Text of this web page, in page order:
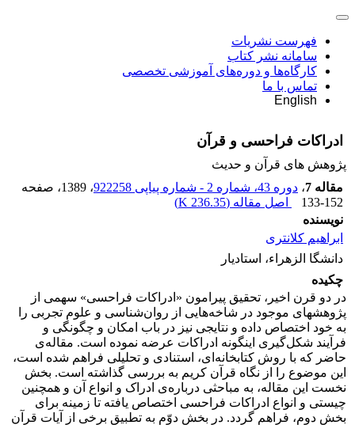
فهرست نشریات
سامانه نشر کتاب
کارگاه‌ها و دوره‌های آموزشی تخصصی
تماس با ما
English
ادراکات فراحسی و قرآن
پژوهش های قرآن و حدیث
مقاله 7
، دوره 43، شماره 2 - شماره پیاپی 922258 ، 1389
، صفحه
133-152
اصل مقاله (236.35 K
)
نویسنده
ابراهیم کلانتری
دانشگا الزهراء، استادیار
چکیده
در دو قرن اخیر، تحقیق پیرامون «ادراکات فراحسی» سهمی از
پژوهشهای موجود در شاخه‌هایی از روان‌شناسی و علوم تجربی را
به خود اختصاص داده و نتایجی نیز در باب امکان و چگونگی و
فرآیند شکل‌گیری اینگونه ادراکات عرضه نموده است. مقاله‌ی
حاضر که با روش کتابخانه‌ای، استنادی و تحلیلی فراهم شده است،
این موضوع را از نگاه قرآن کریم به بررسی گذاشته است. بخش
نخست این مقاله، به مباحثی درباره‌ی ادراک و انواع آن و همچنین
چیستی و انواع ادراکات فراحسی اختصاص یافته تا زمینه برای
بخش دوم، فراهم گردد. در بخش دوّم به تطبیق برخی از آیات قرآن